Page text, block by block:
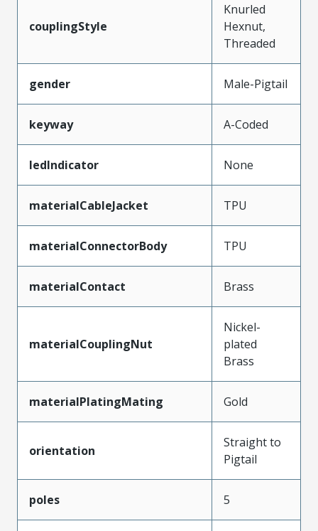
couplingStyle
Knurled
Hexnut,
Threaded
gender Male-Pigtail
keyway A-Coded
ledIndicator None
materialCableJacket TPU
materialConnectorBody TPU
materialContact Brass
materialCouplingNut
Nickel-
plated
Brass
materialPlatingMating Gold
orientation
Straight to
Pigtail
poles 5